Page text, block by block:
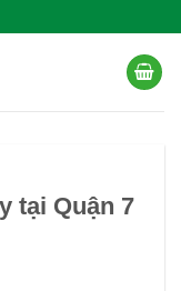
tại Quận 7